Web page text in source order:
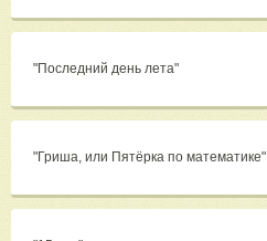
"Последний день лета"
"Гриша, или Пятёрка по математике"